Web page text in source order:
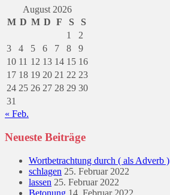
August 2026
M D M D F S
S
1
2
3
4 5 6 7 8
9
10 11 12 13 14 15 16
17 18 19 20 21 22 23
24 25 26 27 28 29 30
31
« Feb.
Neueste Beiträge
Wortbetrachtung durch ( als Adverb )
schlagen 25. Februar 2022
lassen 25. Februar 2022
Betonung 14. Februar 2022